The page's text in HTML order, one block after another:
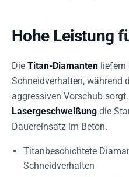
Hohe Leistung
Die Titan-Diamanten liefern
Schneidverhalten, während
aggressiven Vorschub
Lasergeschweißung die
Dauereinsatz im Beton.
Titanbeschichtete
Schneidverhalten